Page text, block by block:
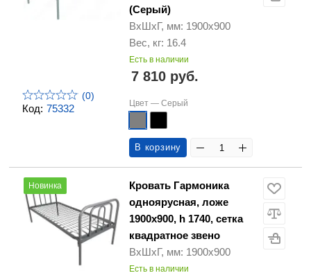
Код: 75332
(0)
(Серый)
ВхШхГ, мм: 1900х900
Вес, кг: 16.4
Есть в наличии
7 810 руб.
Цвет — Серый
В корзину
Новинка
Кровать Гармоника
одноярусная, ложе
1900х900, h 1740, сетка
квадратное звено
ВхШхГ, мм: 1900х900
Есть в наличии